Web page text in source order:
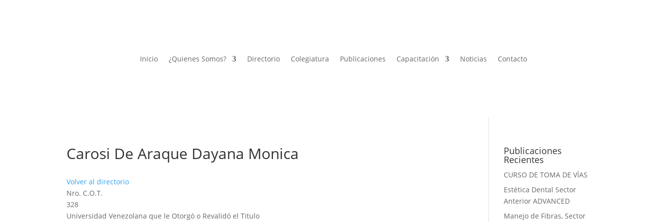
Inicio ¿Quienes Somos? Directorio Colegiatura Publicaciones Capacitación Noticias Contacto
Carosi De Araque Dayana Monica
Volver al directorio
Nro. C.O.T.
328
Universidad Venezolana que le Otorgó o Revalidó el Titulo
Publicaciones
Recientes
CURSO DE TOMA DE VÍAS
Estética Dental Sector
Anterior ADVANCED
Manejo de Fibras, Sector